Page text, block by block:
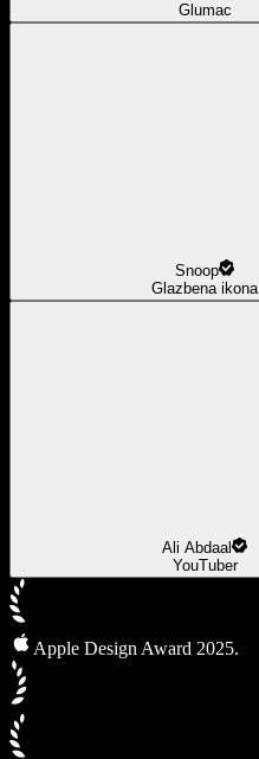
Glumac
Snoop
Glazbena ikona
Ali Abdaal
YouTuber
Apple Design Award 2025.